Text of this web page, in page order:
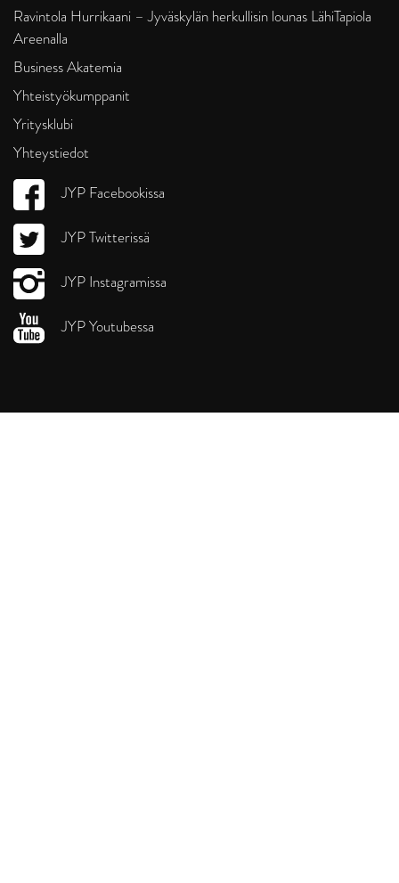
Ravintola Hurrikaani – Jyväskylän herkullisin lounas LähiTapiola
Areenalla
Business Akatemia
Yhteistyökumppanit
Yritysklubi
Yhteystiedot
JYP Facebookissa
JYP Twitterissä
JYP Instagramissa
JYP Youtubessa